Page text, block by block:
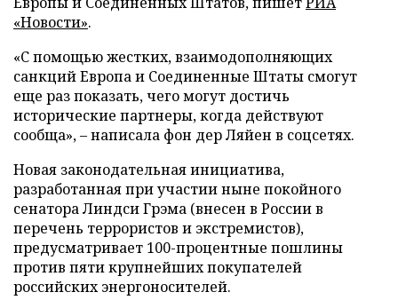
«Новости».
«С помощью жестких, взаимодополняющих
санкций Европа и Соединенные Штаты смогут
еще раз показать, чего могут достичь
исторические партнеры, когда действуют
сообща», – написала фон дер Ляйен в соцсетях.
Новая законодательная инициатива,
разработанная при участии ныне покойного
сенатора Линдси Грэма (внесен в России в
перечень террористов и экстремистов),
предусматривает 100-процентные пошлины
против пяти крупнейших покупателей
российских энергоносителей.